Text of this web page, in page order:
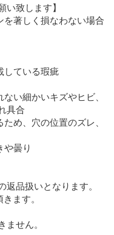
い致します】
を著しく損なわない場合
している瑕疵
い細かいキズやヒビ、
具合
め、穴の位置のズレ、
や曇り
品扱いとなります。
ます。
せん。